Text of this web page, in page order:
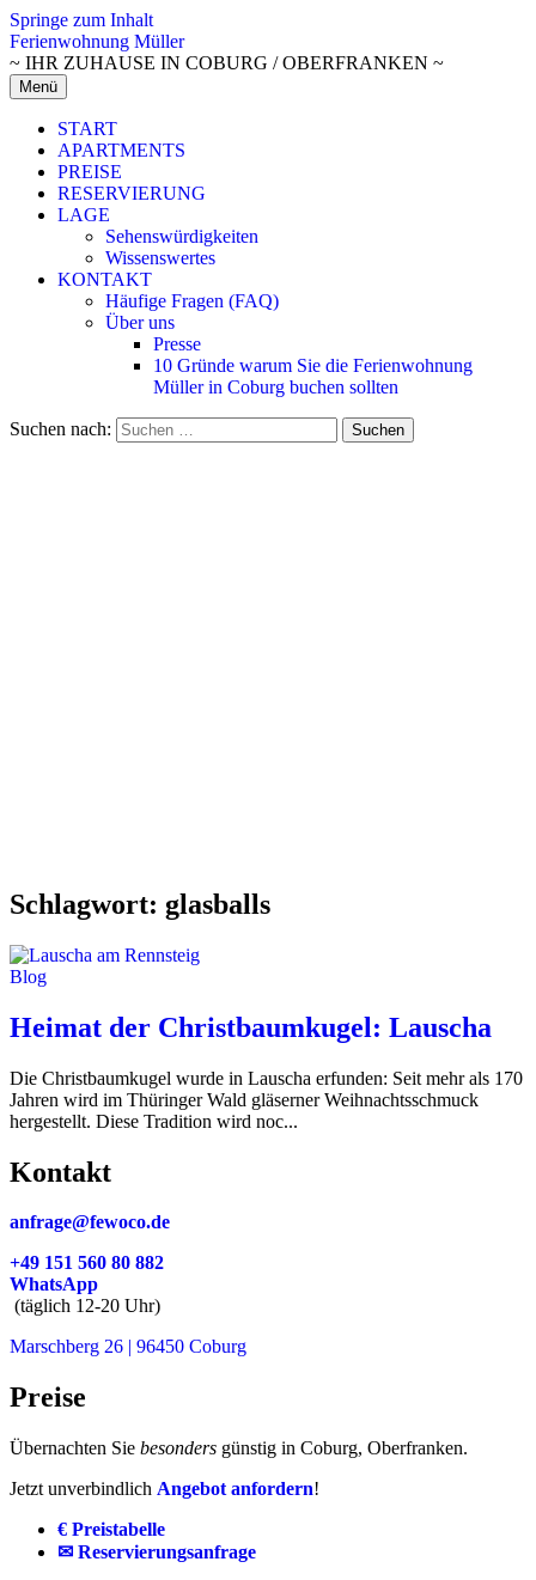
Springe zum Inhalt
Ferienwohnung Müller
~ IHR ZUHAUSE IN COBURG / OBERFRANKEN ~
Menü
START
APARTMENTS
PREISE
RESERVIERUNG
LAGE
Sehenswürdigkeiten
Wissenswertes
KONTAKT
Häufige Fragen (FAQ)
Über uns
Presse
10 Gründe warum Sie die Ferienwohnung
Müller in Coburg buchen sollten
Suchen nach:
Schlagwort: glasballs
Blog
Heimat der Christbaumkugel: Lauscha
Die Christbaumkugel wurde in Lauscha erfunden: Seit mehr als 170
Jahren wird im Thüringer Wald gläserner Weihnachtsschmuck
hergestellt. Diese Tradition wird noc...
Kontakt
anfrage@fewoco.de
+49 151 560 80 882
WhatsApp
(täglich 12-20 Uhr)
Marschberg 26 | 96450 Coburg
Preise
Übernachten Sie besonders günstig in Coburg, Oberfranken.
Jetzt unverbindlich Angebot anfordern!
€ Preistabelle
✉ Reservierungsanfrage